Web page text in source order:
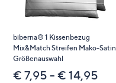
biberna® 1 Kissenbezug
Mix&Match Streifen Mako-Satin
Größenauswahl
€ 7,95 - € 14,95